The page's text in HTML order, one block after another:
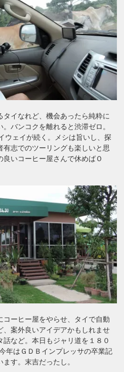
イなれど、機会あったら純粋に
バンコクを離れると渋滞ゼロ。
ウェイが続く。メシは旨いし、探
志でのツーリングも楽しいと思
いコーヒー屋さんで休めばＯ
ーヒー屋をやらせ、タイで自動
、案外良いアイデアかもしれませ
など。本日もジャリ道を１８０
年はＧＤＢインプレッサの卒業記
す。末吉だったし。